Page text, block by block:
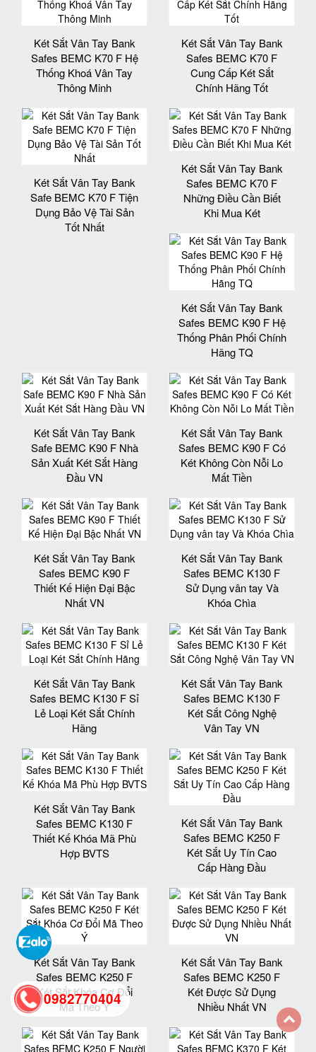
Két Sắt Vân Tay Bank
Safes BEMC K70 F Hệ
Thống Khoá Vân Tay
Thông Minh
Két Sắt Vân Tay Bank
Safes BEMC K70 F
Cung Cấp Két Sắt
Chính Hãng Tốt
Két Sắt Vân Tay Bank
Safe BEMC K70 F Tiện
Dụng Bảo Vệ Tài Sản
Tốt Nhất
Két Sắt Vân Tay Bank
Safes BEMC K70 F
Những Điều Cần Biết
Khi Mua Két
Két Sắt Vân Tay Bank
Safes BEMC K90 F Hệ
Thống Phân Phối Chính
Hãng TQ
Két Sắt Vân Tay Bank
Safe BEMC K90 F Nhà
Sản Xuất Két Sắt Hàng
Đầu VN
Két Sắt Vân Tay Bank
Safes BEMC K90 F Có
Két Không Còn Nỗi Lo
Mất Tiền
Két Sắt Vân Tay Bank
Safes BEMC K90 F
Thiết Kế Hiện Đại Bậc
Nhất VN
Két Sắt Vân Tay Bank
Safes BEMC K130 F
Sử Dụng vân tay Và
Khóa Chìa
Két Sắt Vân Tay Bank
Safes BEMC K130 F Sỉ
Lẻ Loại Két Sắt Chính
Hãng
Két Sắt Vân Tay Bank
Safes BEMC K130 F
Két Sắt Công Nghệ
Vân Tay VN
Két Sắt Vân Tay Bank
Safes BEMC K130 F
Thiết Kế Khóa Mã Phù
Hợp BVTS
Két Sắt Vân Tay Bank
Safes BEMC K250 F
Két Sắt Uy Tín Cao
Cấp Hàng Đầu
Két Sắt Vân Tay Bank
Safes BEMC K250 F
Két Sắt Khóa Cơ Đổi
Mã Theo Ý
Két Sắt Vân Tay Bank
Safes BEMC K250 F
Két Được Sử Dụng
Nhiều Nhất VN
0982770404
back